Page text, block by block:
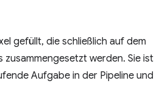
gefüllt, die schließlich auf dem
zusammengesetzt werden. Sie ist
Aufgabe in der Pipeline und